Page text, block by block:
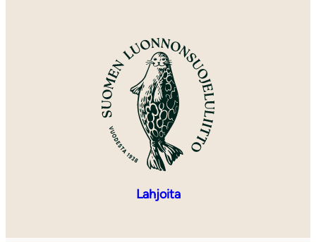
Lahjoita